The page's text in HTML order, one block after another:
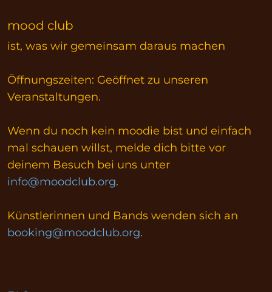
mood club
ist, was wir gemeinsam daraus machen
Öffnungszeiten: Geöffnet zu unseren
Veranstaltungen.
Wenn du noch kein moodie bist und einfach
mal schauen willst, melde dich bitte vor
deinem Besuch bei uns unter
info@moodclub.org.
Künstlerinnen und Bands wenden sich an
booking@moodclub.org.